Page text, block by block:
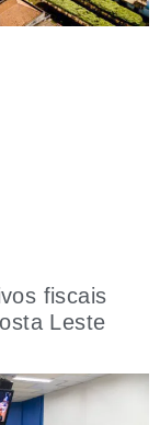
fiscais
Leste